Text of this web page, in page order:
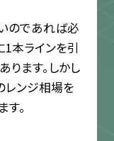
のであれば必
1本ラインを引
ます。しかし
レンジ相場を
。